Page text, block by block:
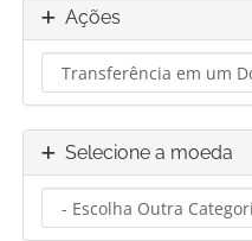
Ações
Selecione a moeda